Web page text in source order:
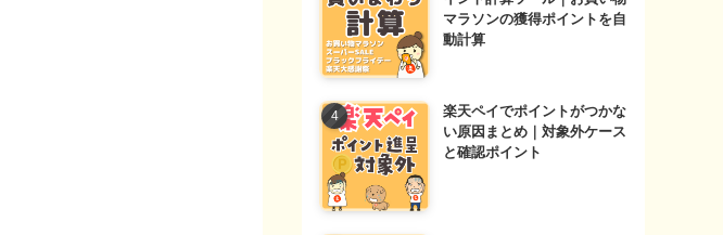
マラソンの獲得ポイントを自
動計算
楽天ペイでポイントがつかな
い原因まとめ｜対象外ケース
と確認ポイント